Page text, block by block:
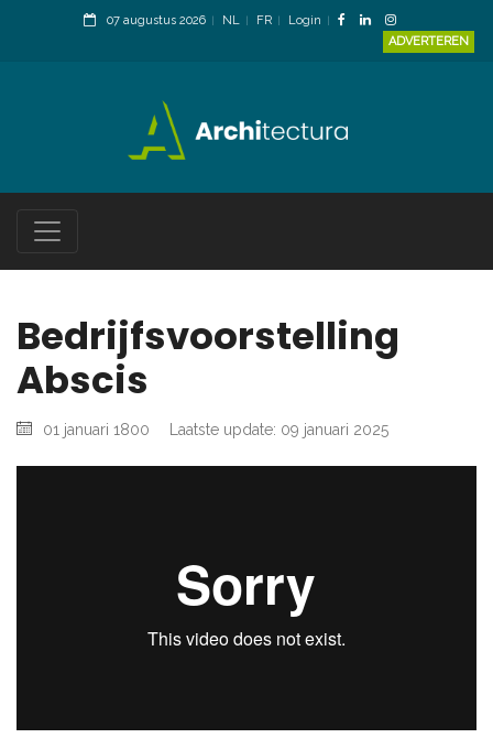
07 augustus 2026 NL FR
Login
ADVERTEREN
Bedrijfsvoorstelling
Abscis
01 januari 1800 Laatste update: 09 januari 2025